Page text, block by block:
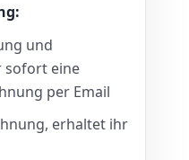
und
sofort eine
per Email
erhaltet ihr